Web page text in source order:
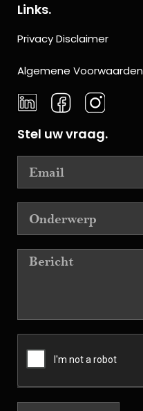
Links.
Privacy Disclaimer
Algemene Voorwaarden
Stel uw vraag.